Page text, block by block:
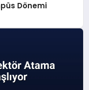
Dönemi